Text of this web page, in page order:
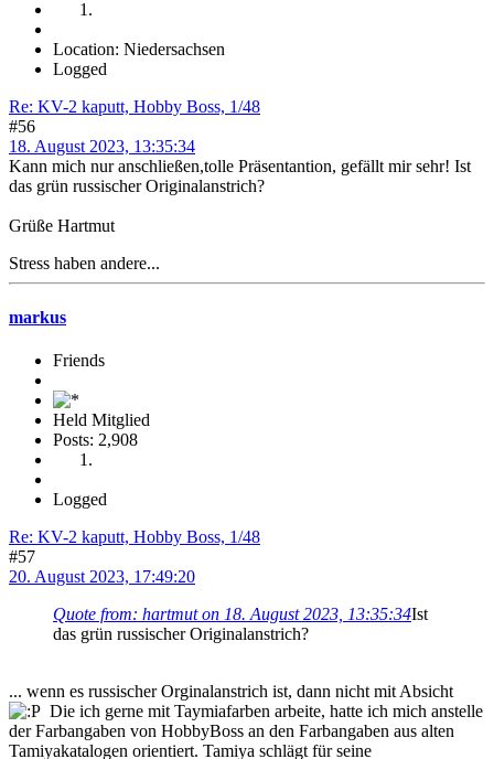
Location: Niedersachsen
Logged
Re: KV-2 kaputt, Hobby Boss, 1/48
#56
18. August 2023, 13:35:34
Kann mich nur anschließen,tolle Präsentantion, gefällt mir sehr! Ist
das grün russischer Originalanstrich?
Grüße Hartmut
Stress haben andere...
markus
Friends
Held Mitglied
Posts: 2,908
Logged
Re: KV-2 kaputt, Hobby Boss, 1/48
#57
20. August 2023, 17:49:20
Quote from: hartmut on 18. August 2023, 13:35:34Ist
das grün russischer Originalanstrich?
... wenn es russischer Orginalanstrich ist, dann nicht mit Absicht
Die ich gerne mit Taymiafarben arbeite, hatte ich mich anstelle
der Farbangaben von HobbyBoss an den Farbangaben aus alten
Tamiyakatalogen orientiert. Tamiya schlägt für seine